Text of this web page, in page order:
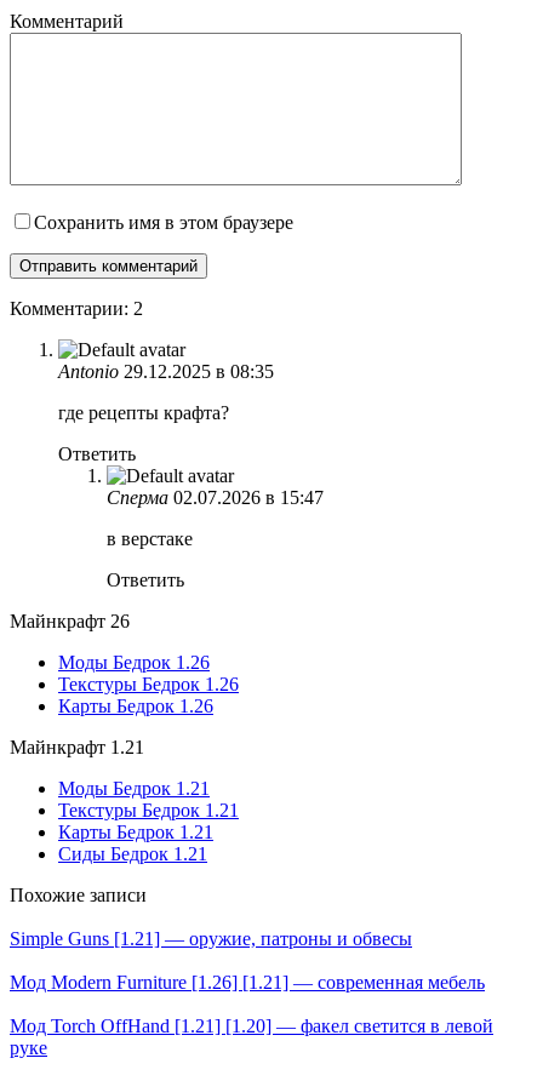
Комментарий
Сохранить имя в этом браузере
Комментарии: 2
Antonio 29.12.2025 в 08:35
где рецепты крафта?
Ответить
Сперма 02.07.2026 в 15:47
в верстаке
Ответить
Майнкрафт 26
Моды Бедрок 1.26
Текстуры Бедрок 1.26
Карты Бедрок 1.26
Майнкрафт 1.21
Моды Бедрок 1.21
Текстуры Бедрок 1.21
Карты Бедрок 1.21
Сиды Бедрок 1.21
Похожие записи
Simple Guns [1.21] — оружие, патроны и обвесы
Мод Modern Furniture [1.26] [1.21] — современная мебель
Мод Torch OffHand [1.21] [1.20] — факел светится в левой
руке